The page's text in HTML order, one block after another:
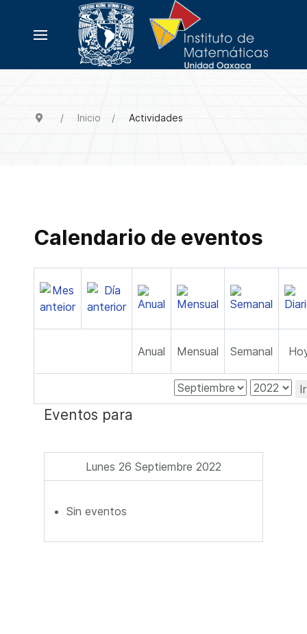
Inicio Actividades
Calendario de eventos
Anual Mensual Semanal
Eventos para
Lunes 26 Septiembre 2022
Sin eventos